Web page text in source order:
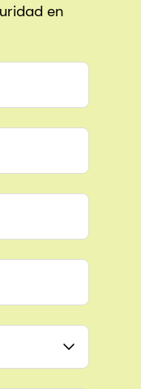
en
California, US